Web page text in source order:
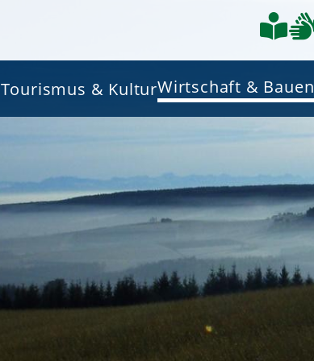
Tourismus & KulturWirtschaft & Bauen